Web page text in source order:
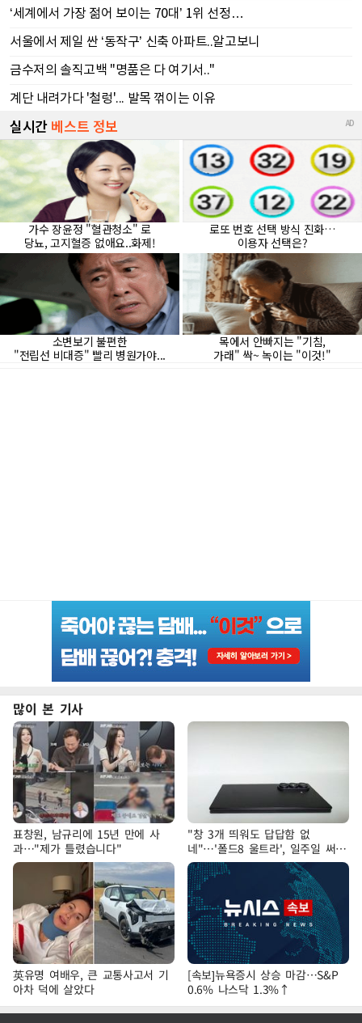
많이 본 기사
표창원, 남규리에 15년 만에 사
과…"제가 틀렸습니다"
"창 3개 띄워도 답답함 없
네"…'폴드8 울트라', 일주일 써보
니
英유명 여배우, 큰 교통사고서 기
아차 덕에 살았다
[속보]뉴욕증시 상승 마감…S&P
0.6% 나스닥 1.3%↑